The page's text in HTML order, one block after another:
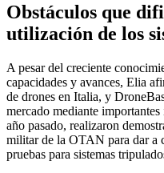
Obstáculos que
utilización de los
A pesar del creciente
capacidades y avances, Elia
de drones en Italia, y
mercado mediante
año pasado, realizaron
militar de la OTAN para dar a
pruebas para sistemas